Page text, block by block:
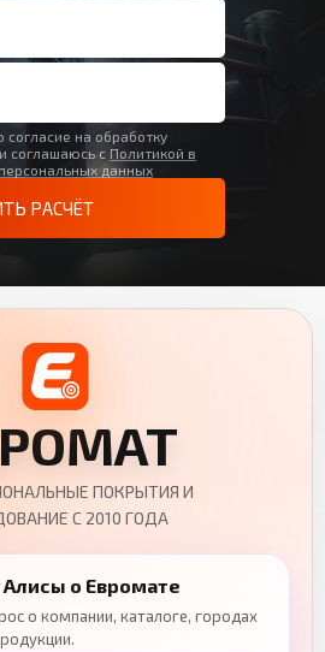
на обработку
соглашаюсь с Политикой в
данных
РАСЧЁТ
ПОКРЫТИЯ И
С 2010 ГОДА
Алисы о Евромате
о компании, каталоге, городах